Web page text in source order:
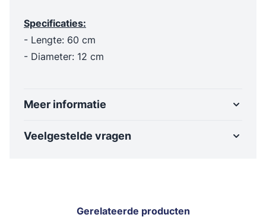
Specificaties:
- Lengte: 60 cm
- Diameter: 12 cm
Meer informatie
Veelgestelde vragen
Gerelateerde producten